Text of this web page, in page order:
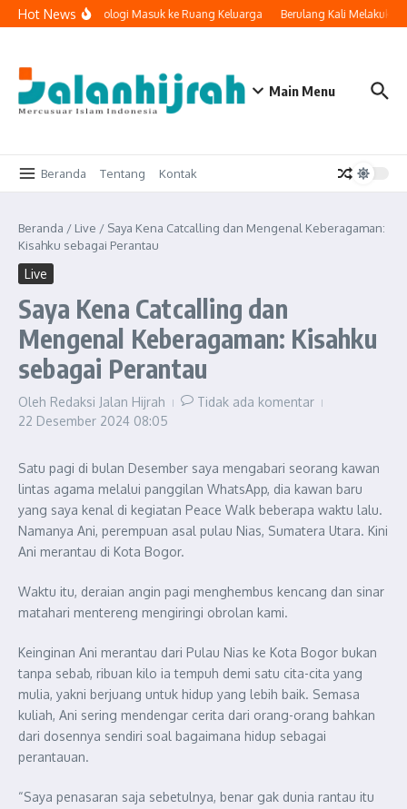
Lewati ke konten
Hot News
Ketika Teknologi Masuk ke Ruang Keluarga Berulang Kali Melakukan
Main Menu
Beranda Tentang Kontak
Beranda / Live / Saya Kena Catcalling dan Mengenal Keberagaman:
Kisahku sebagai Perantau
Live
Saya Kena Catcalling dan
Mengenal Keberagaman: Kisahku
sebagai Perantau
Oleh Redaksi Jalan Hijrah
Tidak ada komentar
22 Desember 2024 08:05
Satu pagi di bulan Desember saya mengabari seorang kawan
lintas agama melalui panggilan WhatsApp, dia kawan baru
yang saya kenal di kegiatan Peace Walk beberapa waktu lalu.
Namanya Ani, perempuan asal pulau Nias, Sumatera Utara. Kini
Ani merantau di Kota Bogor.
Waktu itu, deraian angin pagi menghembus kencang dan sinar
matahari mentereng mengiringi obrolan kami.
Keinginan Ani merantau dari Pulau Nias ke Kota Bogor bukan
tanpa sebab, ribuan kilo ia tempuh demi satu cita-cita yang
mulia, yakni berjuang untuk hidup yang lebih baik. Semasa
kuliah, Ani sering mendengar cerita dari orang-orang bahkan
dari dosennya sendiri soal bagaimana hidup sebagai
perantauan.
“Saya penasaran saja sebetulnya, benar gak dunia rantau itu